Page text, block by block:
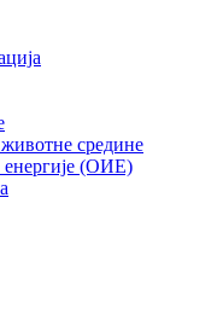
средине
(ОИЕ)